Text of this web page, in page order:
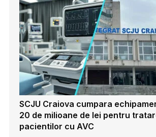
SCJU Craiova cumpara
20 de milioane de lei pentru
pacientilor cu AVC